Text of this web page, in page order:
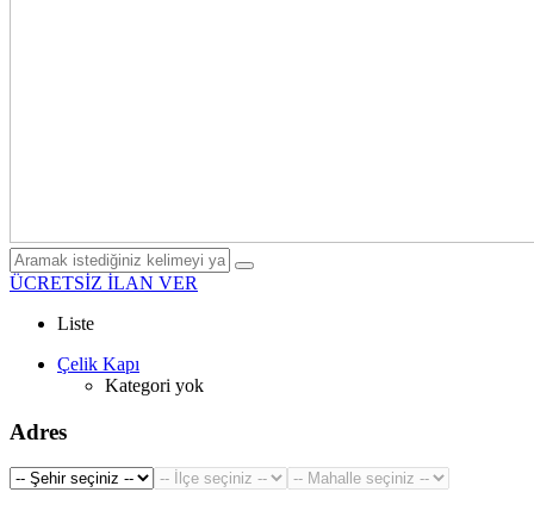
ÜCRETSİZ İLAN VER
Liste
Çelik Kapı
Kategori yok
Adres